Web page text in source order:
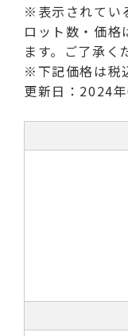
※表示されてい
ロット数・価格
ます。ご了承く
※下記価格は税
更新日：2024